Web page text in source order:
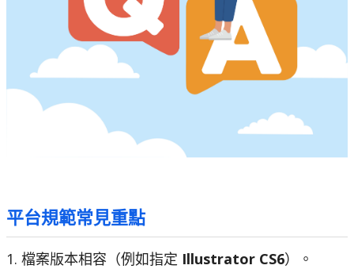
平台規範常見重點
1. 檔案版本相容（例如指定 Illustrator CS6）。